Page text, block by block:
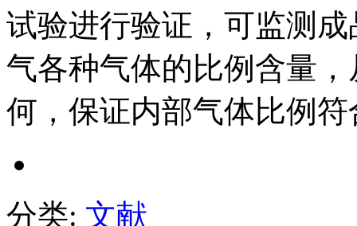
试验进行验证，可监测
气各种气体的比例含量
何，保证内部气体比例
分类: 文献